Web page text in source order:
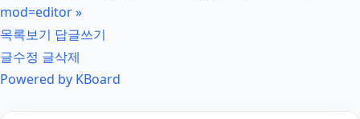
mod=editor»
목록보기 답글쓰기
글수정 글삭제
Powered by KBoard